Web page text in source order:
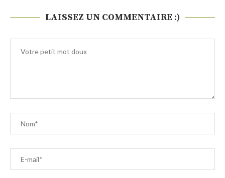
LAISSEZ UN COMMENTAIRE :)